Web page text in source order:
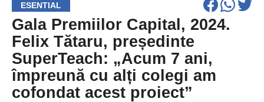
ESENTIAL
Gala Premiilor Capital, 2024.
Felix Tătaru, președinte
SuperTeach: „Acum 7 ani,
împreună cu alți colegi am
cofondat acest proiect”